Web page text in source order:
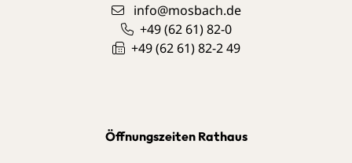
info@mosbach.de
+49 (62 61) 82-0
+49 (62 61) 82-2 49
Öffnungszeiten Rathaus